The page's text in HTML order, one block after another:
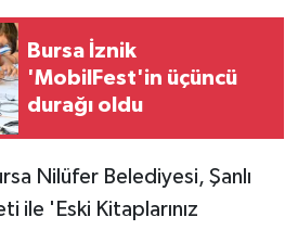
Bursa İznik
'MobilFest'in üçüncü
durağı oldu
Nilüfer Belediyesi, Şanlı
ile 'Eski Kitaplarınız